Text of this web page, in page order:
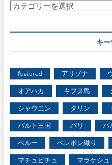
カ
ー
キ
featured アリゾナ
オアハカ キフヌ島
シャウエン タリン
バルト三国 パリ パ
ペルー ペレボレ織り
マチュピチュ マラケシュ